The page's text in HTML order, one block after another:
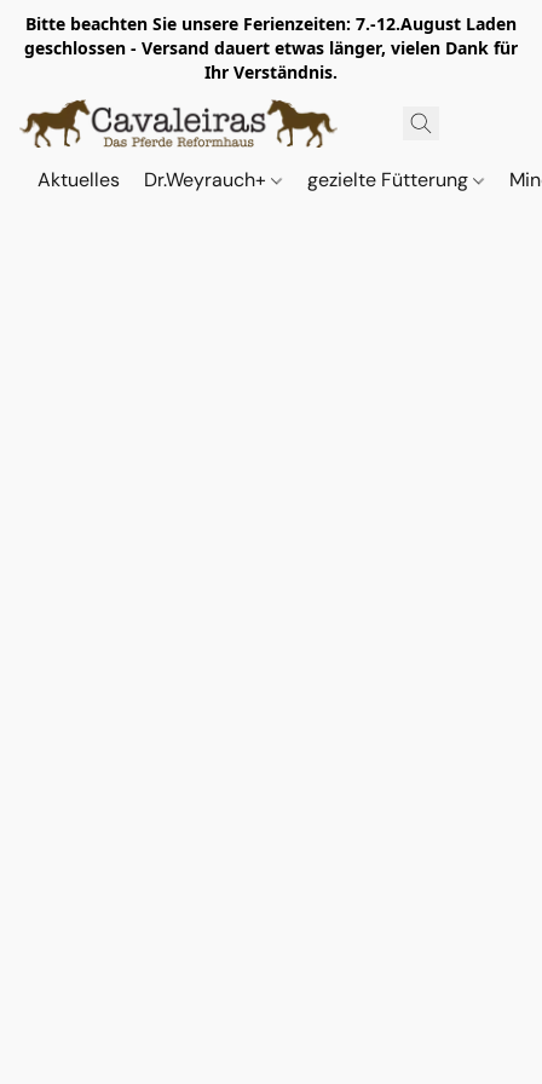
Bitte beachten Sie unsere Ferienzeiten: 7.-12.August Laden
geschlossen - Versand dauert etwas länger, vielen Dank für
Ihr Verständnis.
Aktuelles Dr.Weyrauch+ gezielte Fütterung